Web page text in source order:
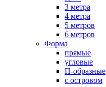
3 метра
4 метра
5 метров
6 метров
Форма
прямые
угловые
П-образные
с островом